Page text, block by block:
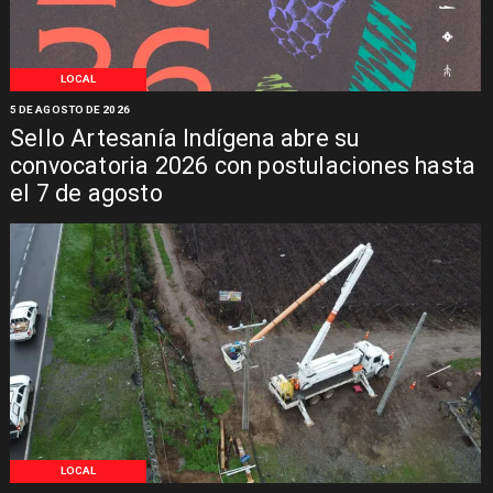
LOCAL
Sello Artesanía Indígena abre su
convocatoria 2026 con postulaciones hasta
el 7 de agosto
5 DE AGOSTO DE 2026
LOCAL